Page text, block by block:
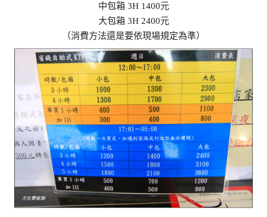
中包箱 3H 1400元
大包箱 3H 2400元
（消費方法還是要依現場規定為準）